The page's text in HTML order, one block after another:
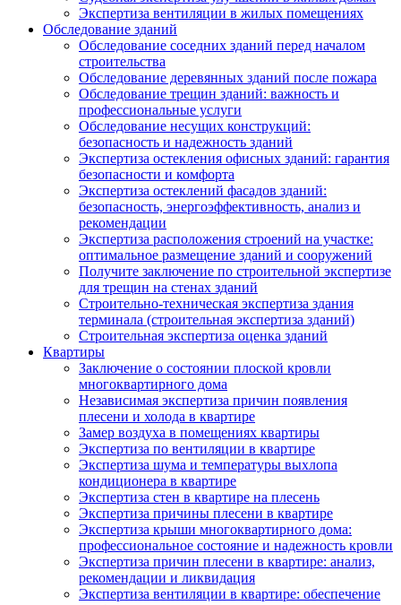
Экспертиза вентиляции в жилых помещениях
Обследование зданий
Обследование соседних зданий перед началом
строительства
Обследование деревянных зданий после пожара
Обследование трещин зданий: важность и
профессиональные услуги
Обследование несущих конструкций:
безопасность и надежность зданий
Экспертиза остекления офисных зданий: гарантия
безопасности и комфорта
Экспертиза остеклений фасадов зданий:
безопасность, энергоэффективность, анализ и
рекомендации
Экспертиза расположения строений на участке:
оптимальное размещение зданий и сооружений
Получите заключение по строительной экспертизе
для трещин на стенах зданий
Строительно-техническая экспертиза здания
терминала (строительная экспертиза зданий)
Строительная экспертиза оценка зданий
Квартиры
Заключение о состоянии плоской кровли
многоквартирного дома
Независимая экспертиза причин появления
плесени и холода в квартире
Замер воздуха в помещениях квартиры
Экспертиза по вентиляции в квартире
Экспертиза шума и температуры выхлопа
кондиционера в квартире
Экспертиза стен в квартире на плесень
Экспертиза причины плесени в квартире
Экспертиза крыши многоквартирного дома:
профессиональное состояние и надежность кровли
Экспертиза причин плесени в квартире: анализ,
рекомендации и ликвидация
Экспертиза вентиляции в квартире: обеспечение